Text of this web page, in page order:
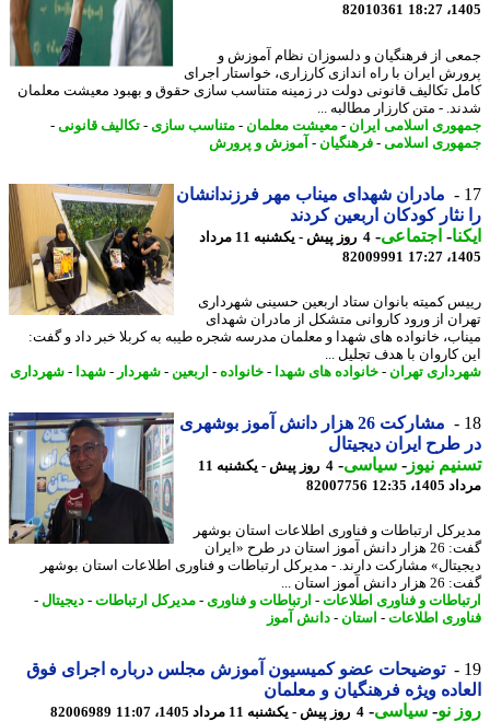
82010361
از فرهنگیان و دلسوزان نظام آموزش و
ایران با راه اندازی کارزاری، خواستار اجرای
تکالیف قانونی دولت در زمینه متناسب سازی حقوق و بهبود معیشت معلمان
- متن کارزار مطالبه ...
اسلامی ایران - معیشت معلمان-متناسب سازی- تکالیف قانونی-
اسلامی-فرهنگیان-آموزش و پرورش
مادران شهدای میناب مهر فرزندانشان
کودکان اربعین کردند
-اجتماعی-
4 روز پیش - یکشنبه 11 مرداد
82009991
کمیته بانوان ستاد اربعین حسینی شهرداری
از ورود کاروانی متشکل از مادران شهدای
خانواده های شهدا و معلمان مدرسه شجره طیبه به کربلا خبر داد و گفت:
کاروان با هدف تجلیل ...
تهران- خانواده های شهدا-خانواده- اربعین -شهردار-شهدا-شهرداری
مشارکت 26 هزار دانش آموز بوشهری
طرح ایران دیجیتال
نیوز-سیاسی-
4 روز پیش - یکشنبه 11
12:35
82007756
ارتباطات و فناوری اطلاعات استان بوشهر
گفت: 26 هزار دانش آموز استان در طرح «ایران
مشارکت دارند. - مدیرکل ارتباطات و فناوری اطلاعات استان بوشهر
آموز استان ...
و فناوری اطلاعات-ارتباطات و فناوری- مدیرکل ارتباطات-دیجیتال-
اطلاعات-استان-دانش آموز
توضیحات عضو کمیسیون آموزش مجلس درباره اجرای فوق
ویژه فرهنگیان و معلمان
نو- سیاسی-4 روز پیش - یکشنبه 11 مرداد 1405، 11:07 82006989